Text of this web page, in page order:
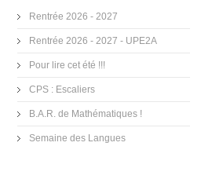
Rentrée 2026 - 2027
Rentrée 2026 - 2027 - UPE2A
Pour lire cet été !!!
CPS : Escaliers
B.A.R. de Mathématiques !
Semaine des Langues